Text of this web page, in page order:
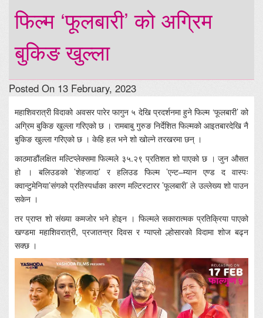
फिल्म ‘फूलबारी’ को अग्रिम
बुकिङ खुल्ला
Posted On 13 February, 2023
महाशिवरात्री विदाको अवसर पारेर फागुन ५ देखि प्रदर्शनमा हुने फिल्म ‘फूलबारी’ को
अग्रिम बुकिङ खुल्ला गरिएको छ । रामबाबु गुरुङ निर्देशित फिल्मको आइतबारदेखि नै
बुकिङ खुल्ला गरिएको छ । केहि हल भने शो खोल्ने तरखरमा छन् ।
काठमाडौंलक्षित मल्टिप्लेक्समा फिल्मले ३५.२९ प्रतिशत शो पाएको छ । जुन औसत
हो । बलिउडको ’शेहजादा’ र हलिउड फिल्म ’एन्ट–म्यान एण्ड द वास्पः
क्वान्टुमेनिया’संगको प्रतिस्पर्धाका कारण मल्टिस्टारर ’फूलबारी’ ले उल्लेख्य शो पाउन
सकेन ।
तर प्राप्त शो संख्या कमजोर भने होइन । फिल्मले सकारात्मक प्रतिक्रिया पाएको
खण्डमा महाशिवरात्री, प्रजातन्त्र दिवस र ग्याप्लो ल्होसारको विदामा शोज बढ्न
सक्छ ।